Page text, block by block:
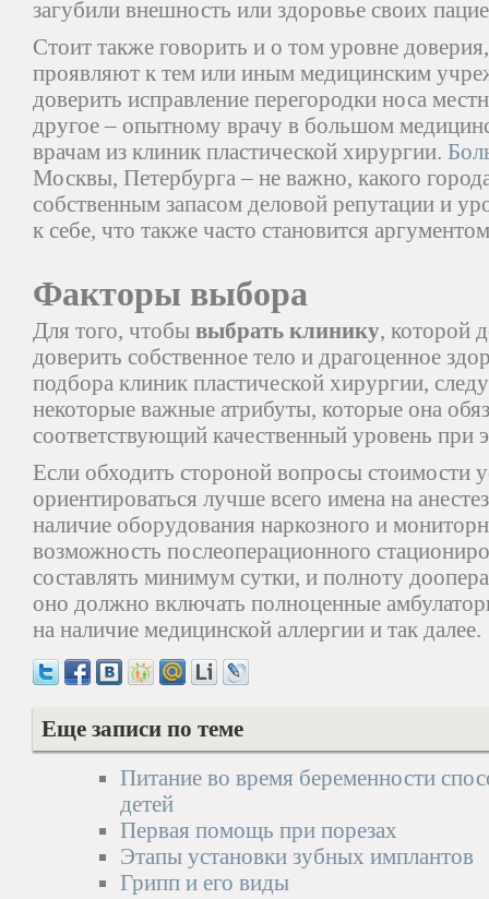
загубили внешность или здоровье своих
Стоит также говорить и о том уровне
проявляют к тем или иным медицинским
доверить исправление перегородки носа
другое – опытному врачу в большом
врачам из клиник пластической хирургии.
Москвы, Петербурга – не важно, какого
собственным запасом деловой репутации и
к себе, что также часто становится
Факторы выбора
Для того, чтобы выбрать клинику, которой
доверить собственное тело и драгоценное
подбора клиник пластической хирургии,
некоторые важные атрибуты, которые она
соответствующий качественный уровень при
Если обходить стороной вопросы стоимости
ориентироваться лучше всего имена на
наличие оборудования наркозного и
возможность послеоперационного
составлять минимум сутки, и полноту
оно должно включать полноценные
на наличие медицинской аллергии и так далее.
Еще записи по теме
Питание во время беременности
детей
Первая помощь при порезах
Этапы установки зубных имплантов
Грипп и его виды